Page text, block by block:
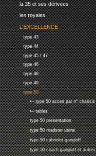
la 35 et ses dérivees
les royales
L'EXCELLENCE
type 43
type 44
type 45 / 47
type 46
type 48
type 49
type 50
•-- type 50 acces par n° chassis
•-- tables
type 50 presentation
type 50 roadster usine
type 50 cabriolet gangloff
type 50 coach gangloff et autres